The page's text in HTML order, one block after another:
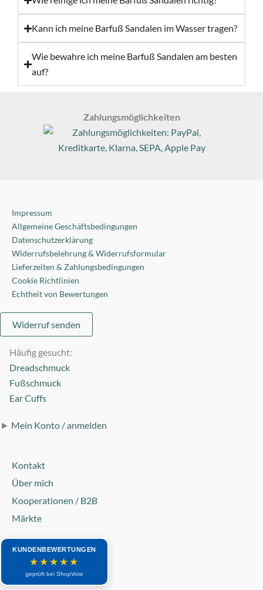
Kann ich meine Barfuß Sandalen im Wasser tragen?
Wie bewahre ich meine Barfuß Sandalen am besten
auf?
Zahlungsmöglichkeiten
Impressum
Allgemeine Geschäftsbedingungen
Datenschutzerklärung
Widerrufsbelehrung & Widerrufsformular
Lieferzeiten & Zahlungsbedingungen
Cookie Richtlinien
Echtheit von Bewertungen
Widerruf senden
Häufig gesucht:
Dreadschmuck
Fußschmuck
Ear Cuffs
► Mein Konto / anmelden
Kontakt
Über mich
Kooperationen / B2B
Märkte
KUNDENBEWERTUNGEN
★★★★★
geprüft bei ShopVote